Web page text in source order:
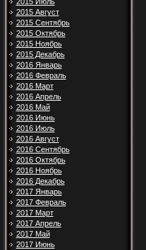
2015 Август
2015 Сентябрь
2015 Октябрь
2015 Ноябрь
2015 Декабрь
2016 Январь
2016 Февраль
2016 Март
2016 Апрель
2016 Май
2016 Июнь
2016 Июль
2016 Август
2016 Сентябрь
2016 Октябрь
2016 Ноябрь
2016 Декабрь
2017 Январь
2017 Февраль
2017 Март
2017 Апрель
2017 Май
2017 Июнь